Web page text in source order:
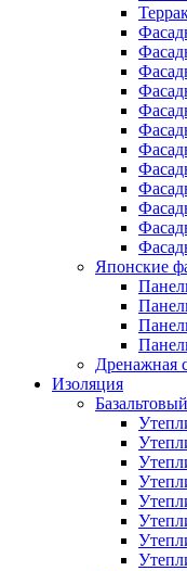
Японские
Дренажная
Изоляция